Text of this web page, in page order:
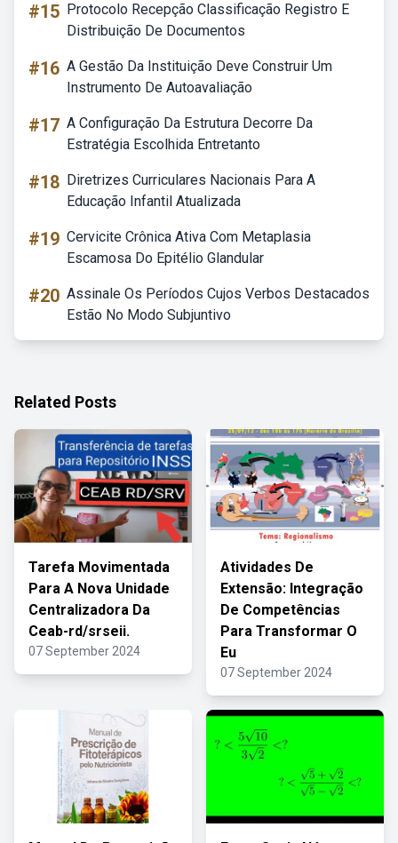
#15 Protocolo Recepção Classificação Registro E
Distribuição De Documentos
#16 A Gestão Da Instituição Deve Construir Um
Instrumento De Autoavaliação
#17 A Configuração Da Estrutura Decorre Da
Estratégia Escolhida Entretanto
#18 Diretrizes Curriculares Nacionais Para A
Educação Infantil Atualizada
#19 Cervicite Crônica Ativa Com Metaplasia
Escamosa Do Epitélio Glandular
#20 Assinale Os Períodos Cujos Verbos Destacados
Estão No Modo Subjuntivo
Related Posts
Tarefa Movimentada
Para A Nova Unidade
Centralizadora Da
Ceab-rd/srseii.
07 September 2024
Atividades De
Extensão: Integração
De Competências
Para Transformar O
Eu
07 September 2024